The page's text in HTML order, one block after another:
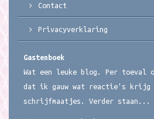
Contact
Privacyverklaring
Gastenboek
Wat een leuke blog. Per toeval
dat ik gauw wat reactie's krijg
schrijfmaatjes. Verder staan...